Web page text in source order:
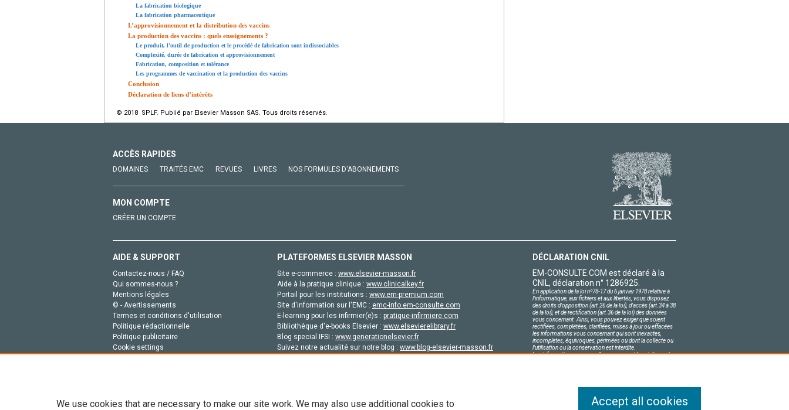
La fabrication biologique
La fabrication pharmaceutique
L’approvisionnement et la distribution des vaccins
La production des vaccins : quels enseignements ?
Le produit, l’outil de production et le procédé de fabrication sont indissociables
Complexité, durée de fabrication et approvisionnement
Fabrication, composition et tolérance
Les programmes de vaccination et la production des vaccins
Conclusion
Déclaration de liens d’intérêts
© 2018 SPLF. Publié par Elsevier Masson SAS. Tous droits réservés.
ACCÈS RAPIDES
DOMAINES TRAITÉS EMC REVUES LIVRES NOS FORMULES D'ABONNEMENTS
MON COMPTE
CRÉER UN COMPTE
AIDE & SUPPORT
Contactez-nous / FAQ
Qui sommes-nous ?
Mentions légales
© - Avertissements
Termes et conditions d'utilisation
Politique rédactionnelle
Politique publicitaire
Cookie settings
PLATEFORMES ELSEVIER MASSON
Site e-commerce : www.elsevier-masson.fr
Aide à la pratique clinique : www.clinicalkey.fr
Portail pour les institutions : www.em-premium.com
Site d'information sur l'EMC : emc-info.em-consulte.com
E-learning pour les infirmier(e)s : pratique-infirmiere.com
Bibliothèque d'e-books Elsevier : www.elsevierelibrary.fr
Blog special IFSI : www.generationelsevier.fr
Suivez notre actualité sur notre blog : www.blog-elsevier-masson.fr
DÉCLARATION CNIL
EM-CONSULTE.COM est déclaré à la
CNIL, déclaration n° 1286925.
En application de la loi nº78-17 du 6 janvier 1978 relative à
l'informatique, aux fichiers et aux libertés, vous disposez
des droits d'opposition (art.26 de la loi), d'accès (art.34 à 38
de la loi), et de rectification (art.36 de la loi) des données
vous concernant. Ainsi, vous pouvez exiger que soient
rectifiées, complétées, clarifiées, mises à jour ou effacées
les informations vous concernant qui sont inexactes,
incomplètes, équivoques, périmées ou dont la collecte ou
l'utilisation ou la conservation est interdite.
Les informations personnelles concernant les visiteurs de
We use cookies that are necessary to make our site work. We may also use additional cookies to Accept all cookies